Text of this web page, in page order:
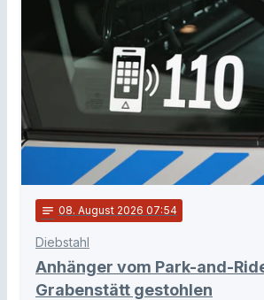
notes 08. August 2026 07:54
Diebstahl
Anhänger vom Park-and-
Grabenstätt gestohlen